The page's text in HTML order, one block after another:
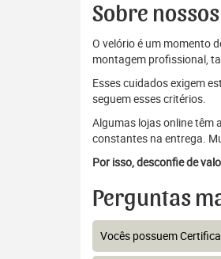
Sobre
O velório é um momento
montagem profissional,
Esses cuidados exigem
seguem esses critérios.
Algumas lojas online têm
constantes na entrega.
Por isso, desconfie de
Perguntas
Vocês possuem